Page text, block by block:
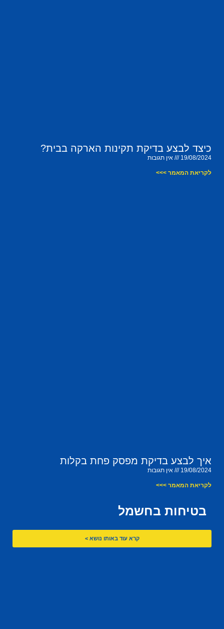
כיצד לבצע בדיקת תקינות הארקה בבית?
19/08/2024 אין תגובות
לקריאת המאמר >>>
איך לבצע בדיקת מפסק פחת בקלות
19/08/2024 אין תגובות
לקריאת המאמר >>>
בטיחות בחשמל
קרא עוד באותו נושא >